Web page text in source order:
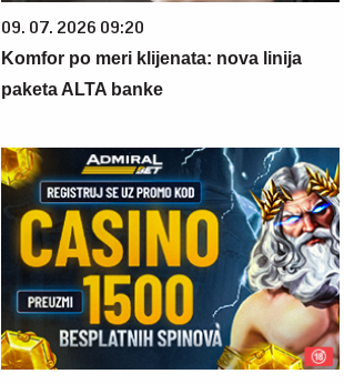
09. 07. 2026 09:20
Komfor po meri klijenata: nova linija
paketa ALTA banke